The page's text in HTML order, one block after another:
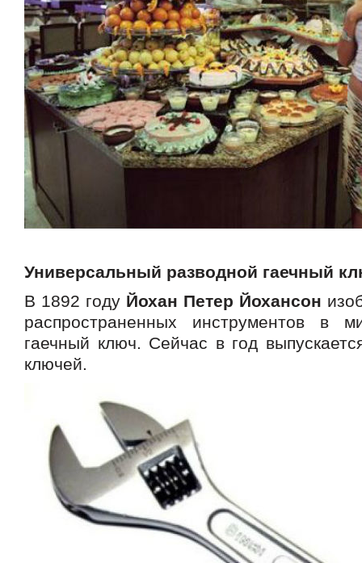
Универсальный разводной гаечный
В 1892 году Йохан Петер Йохансон
распространенных инструментов в
гаечный ключ. Сейчас в год
ключей.